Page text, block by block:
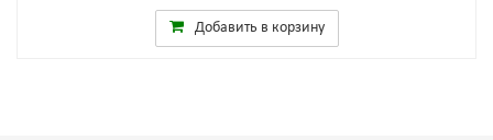
Добавить в корзину